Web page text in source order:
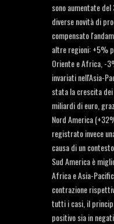
sono aumentate
diverse novità di
compensato
altre regioni: +5%
Oriente e Africa, -
invariati nell'Asia-
stata la crescita
miliardi di euro,
Nord America
registrato invece
causa di un
Sud America è
Africa e Asia-
contrazione
tutti i casi, il
positivo sia in